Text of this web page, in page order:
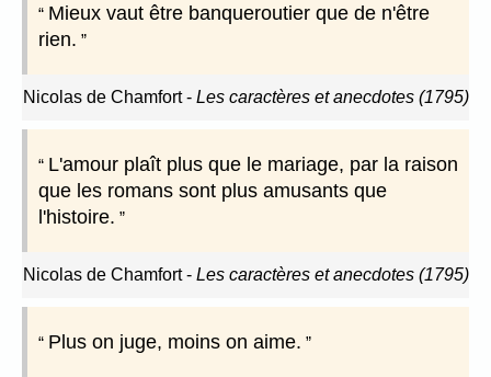
Mieux vaut être banqueroutier que de n'être
rien.
Nicolas de Chamfort- Les caractères et anecdotes (1795)
L'amour plaît plus que le mariage, par la raison
que les romans sont plus amusants que
l'histoire.
Nicolas de Chamfort- Les caractères et anecdotes (1795)
Plus on juge, moins on aime.